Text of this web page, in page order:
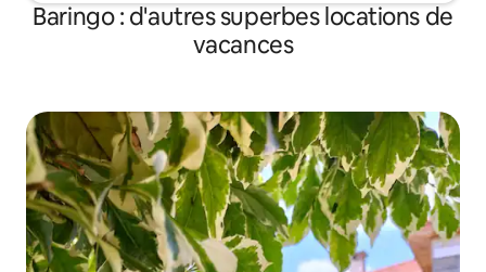
Baringo : d'autres superbes locations de
vacances